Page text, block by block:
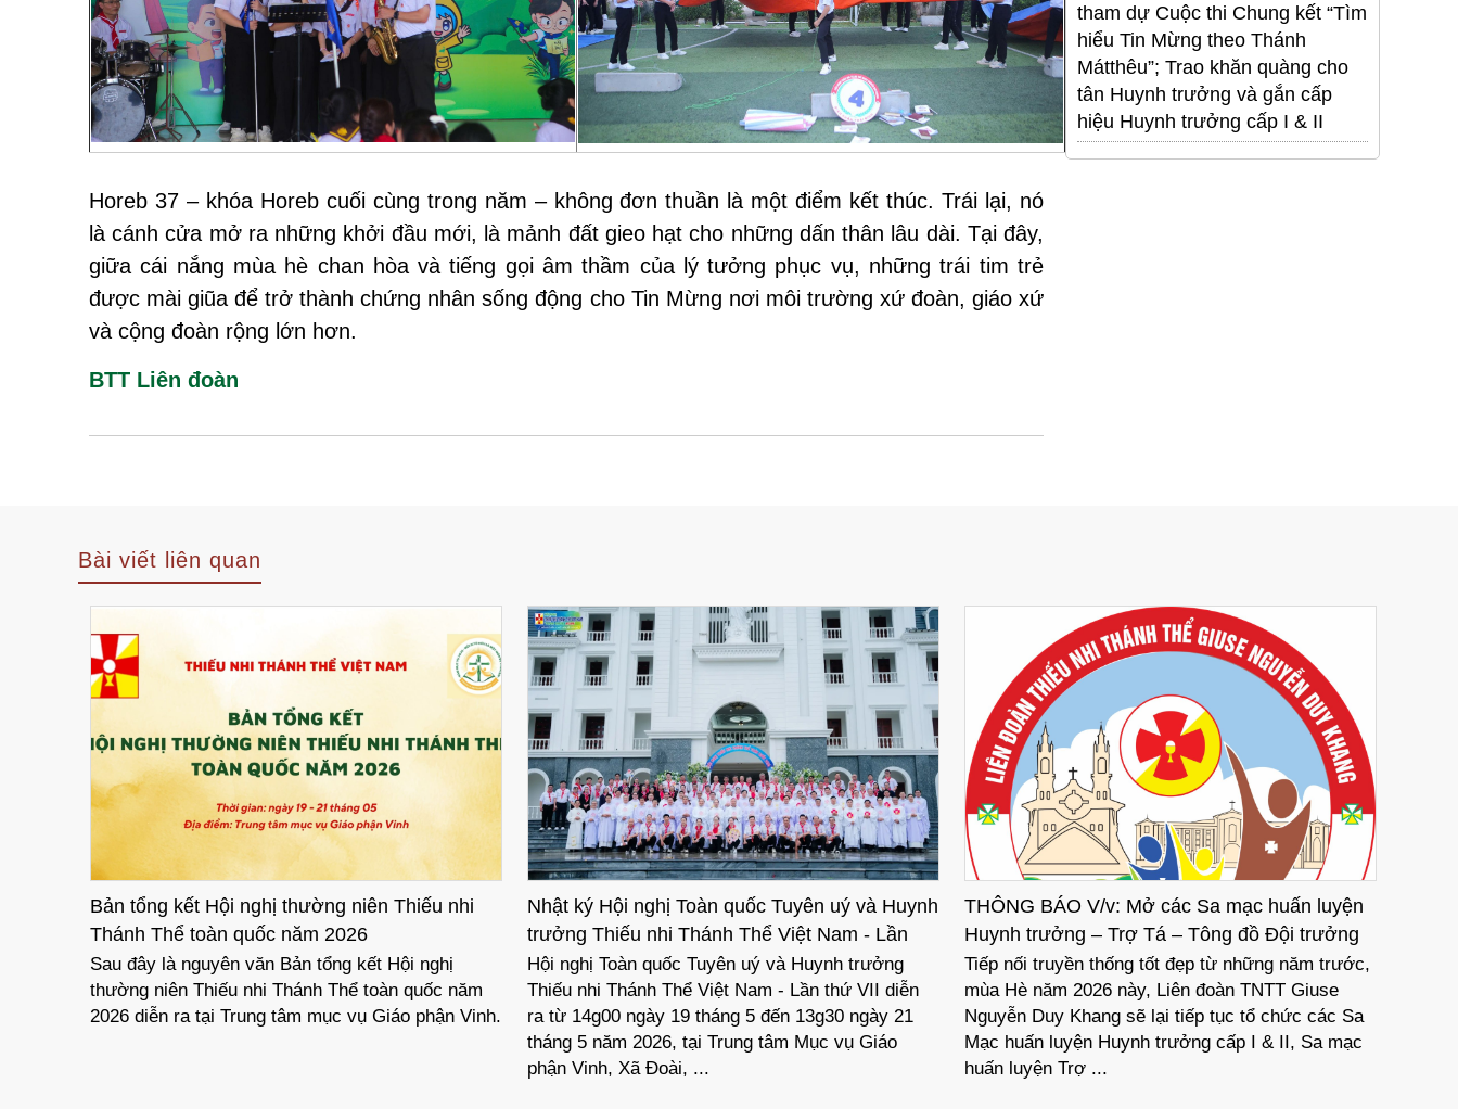
Horeb 37 – khóa Horeb cuối cùng trong năm – không đơn thuần là một điểm kết thúc. Trái lại, nó
là cánh cửa mở ra những khởi đầu mới, là mảnh đất gieo hạt cho những dấn thân lâu dài. Tại đây,
giữa cái nắng mùa hè chan hòa và tiếng gọi âm thầm của lý tưởng phục vụ, những trái tim trẻ
được mài giũa để trở thành chứng nhân sống động cho Tin Mừng nơi môi trường xứ đoàn, giáo xứ
và cộng đoàn rộng lớn hơn.
BTT Liên đoàn
tham dự Cuộc thi Chung kết “Tìm
hiểu Tin Mừng theo Thánh
Mátthêu”; Trao khăn quàng cho
tân Huynh trưởng và gắn cấp
hiệu Huynh trưởng cấp I & II
Bài viết liên quan
Bản tổng kết Hội nghị thường niên Thiếu nhi
Thánh Thể toàn quốc năm 2026
Sau đây là nguyên văn Bản tổng kết Hội nghị
thường niên Thiếu nhi Thánh Thể toàn quốc năm
2026 diễn ra tại Trung tâm mục vụ Giáo phận Vinh.
Nhật ký Hội nghị Toàn quốc Tuyên uý và Huynh
trưởng Thiếu nhi Thánh Thể Việt Nam - Lần
thứ VII
Hội nghị Toàn quốc Tuyên uý và Huynh trưởng
Thiếu nhi Thánh Thể Việt Nam - Lần thứ VII diễn
ra từ 14g00 ngày 19 tháng 5 đến 13g30 ngày 21
tháng 5 năm 2026, tại Trung tâm Mục vụ Giáo
phận Vinh, Xã Đoài, ...
THÔNG BÁO V/v: Mở các Sa mạc huấn luyện
Huynh trưởng – Trợ Tá – Tông đồ Đội trưởng
Năm 2026
Tiếp nối truyền thống tốt đẹp từ những năm trước,
mùa Hè năm 2026 này, Liên đoàn TNTT Giuse
Nguyễn Duy Khang sẽ lại tiếp tục tổ chức các Sa
Mạc huấn luyện Huynh trưởng cấp I & II, Sa mạc
huấn luyện Trợ ...